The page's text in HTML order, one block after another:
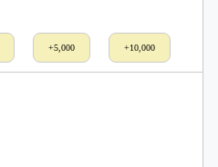
+5,000 +10,000